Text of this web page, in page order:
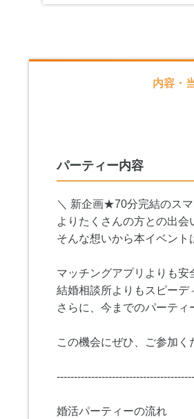
内容・
パーティー内容
＼ 新企画★70分完結のス
よりたくさんの方との出会
そんな想いから本イベント
マッチングアプリよりも安
結婚相談所よりもスピーデ
さらに、今までのパーティ
この機会にぜひ、ご参加く
婚活パーティーの流れ